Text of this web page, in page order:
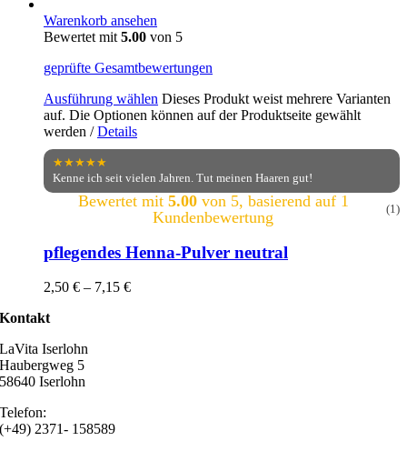
Warenkorb ansehen
Bewertet mit 5.00 von 5
geprüfte Gesamtbewertungen
Ausführung wählen Dieses Produkt weist mehrere Varianten
auf. Die Optionen können auf der Produktseite gewählt
werden / Details
★★★★★
Kenne ich seit vielen Jahren. Tut meinen Haaren gut!
Bewertet mit 5.00von 5, basierend auf 1
Kundenbewertung
(1)
pflegendes Henna-Pulver neutral
2,50 € – 7,15 €
Kontakt
LaVita Iserlohn
Haubergweg 5
58640 Iserlohn
Telefon:
(+49) 2371- 158589